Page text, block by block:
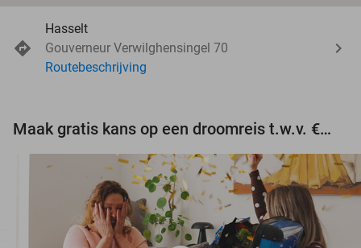
Hasselt
Gouverneur Verwilghensingel 70
Routebeschrijving
Maak gratis kans op een droomreis t.w.v. €3.000!